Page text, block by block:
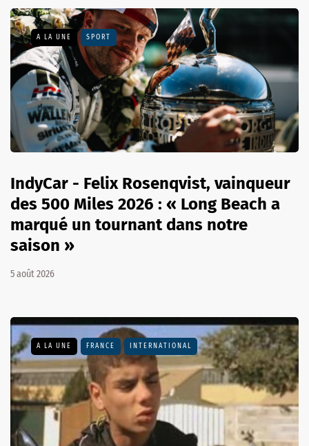
A LA UNE SPORT
IndyCar - Felix Rosenqvist, vainqueur
des 500 Miles 2026 : « Long Beach a
marqué un tournant dans notre
saison »
5 août 2026
A LA UNE FRANCE INTERNATIONAL